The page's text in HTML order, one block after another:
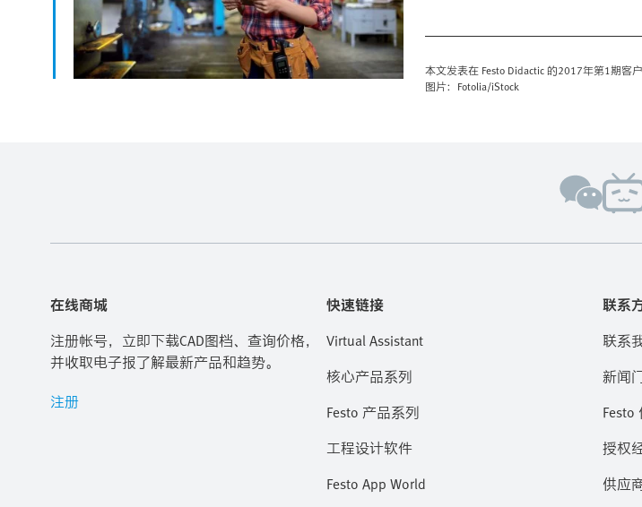
本文发表在 Festo Didactic 的2017年第1期客
图片：Fotolia/iStock
在线商城
注册帐号，立即下载CAD图档、查询价格，
并收取电子报了解最新产品和趋势。
注册
快速链接
Virtual Assistant
核心产品系列
Festo 产品系列
工程设计软件
Festo App World
联系
联系
新闻
Festo
授权
供应